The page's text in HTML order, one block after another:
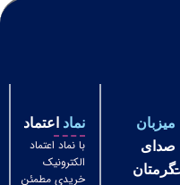
میزبان
صدای
گرمتان
نماد اعتماد
با نماد اعتماد
الکترونیک
خریدی مطمئن